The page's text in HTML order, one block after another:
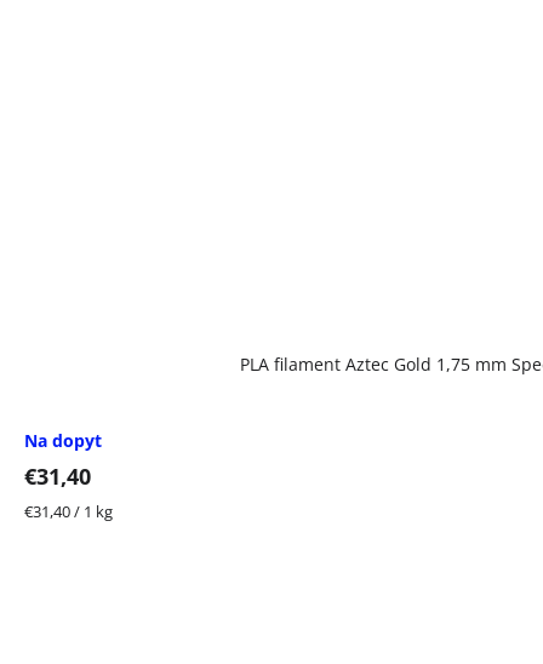
PLA filament Aztec Gold 1,75 mm
Na dopyt
€31,40
Jednotková
€31,40 / 1 kg